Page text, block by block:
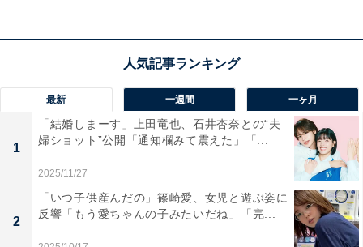
最新 一週間 一ヶ月
1
「結婚しまーす」上田竜也、石井杏奈との“夫
婦ショット”公開「通知欄みて震えた」「...
2025/11/27
2
「いつ子供産んだの」篠崎愛、女児と遊ぶ姿に
反響「もう愛ちゃんの子みたいだね」「完...